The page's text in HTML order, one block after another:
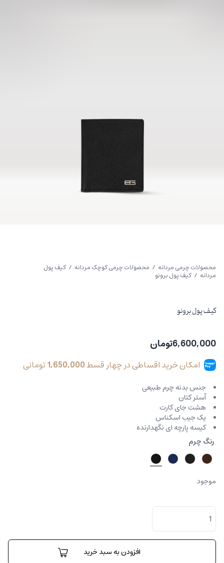
محصولات چرمی مردانه / محصولات چرمی کوچک مردانه / کیف پول
مردانه / کیف پول برونو
کیف پول برونو
6,600,000تومان
امکان خرید اقساطی در چهار قسط1,650,000تومانی
جنس بدنه چرم طبیعی
آستر کتان
هشت جای کارت
یک جیب اسکناس
کیسه پارچه ای نگهدارنده
رنگ چرم
موجود
کیف
پول
برونو
عدد
افزودن به سبد خرید